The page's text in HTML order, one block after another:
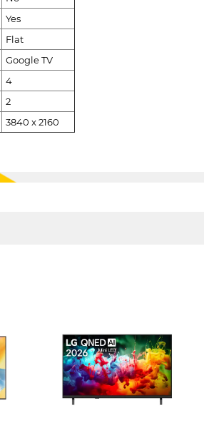
Yes
Flat
Google TV
4
2
3840 x 2160